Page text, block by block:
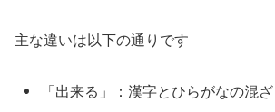
主な違いは以下の通りです
「出来る」：漢字とひらがなの混